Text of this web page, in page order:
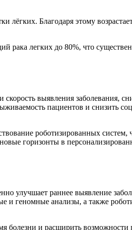
Благодаря этому
рака легких до 80%, что
выявления заболевания,
пациентов и снизить
роботизированных систем,
горизонты в
улучшает раннее выявление
и геномные анализы, а также
болезни и расширить возможности